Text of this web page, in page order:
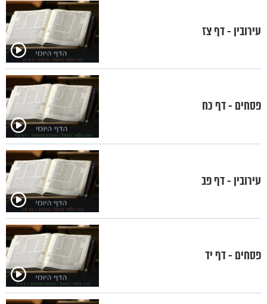
עירובין - דף צז
פסחים - דף כח
עירובין - דף פב
פסחים - דף יד